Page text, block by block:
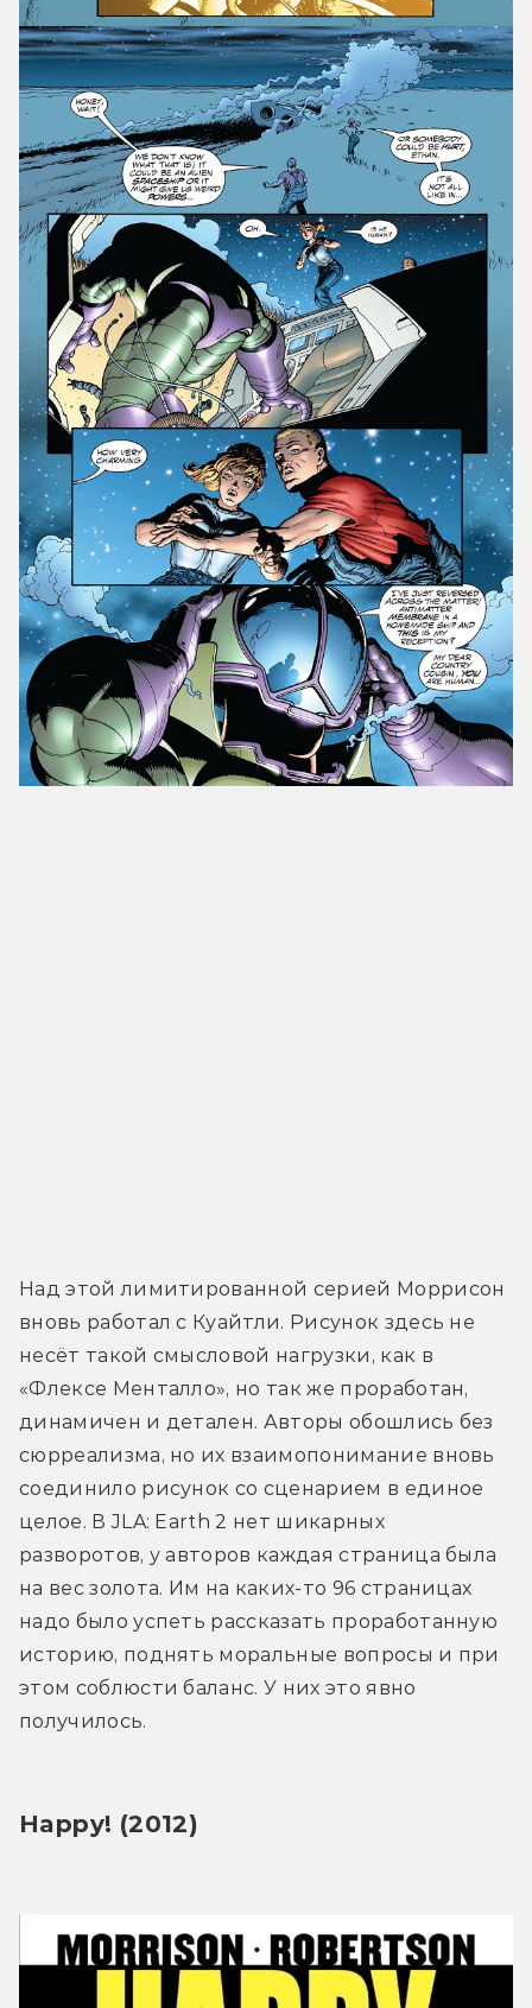
Над этой лимитированной серией Моррисон
вновь работал с Куайтли. Рисунок здесь не
несёт такой смысловой нагрузки, как в
«Флексе Менталло», но так же проработан,
динамичен и детален. Авторы обошлись без
сюрреализма, но их взаимопонимание вновь
соединило рисунок со сценарием в единое
целое. В JLA: Earth 2 нет шикарных
разворотов, у авторов каждая страница была
на вес золота. Им на каких-то 96 страницах
надо было успеть рассказать проработанную
историю, поднять моральные вопросы и при
этом соблюсти баланс. У них это явно
получилось.
Happy! (2012)